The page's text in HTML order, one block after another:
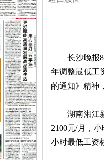
长沙晚报8
年调整最低工
的通知》精神
湖南湘江新
2100元/月，
小时最低工资